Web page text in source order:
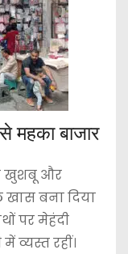
बाजार
खुशबू और
खास बना दिया
पर मेहंदी
व्यस्त रहीं।